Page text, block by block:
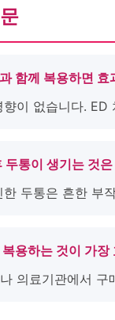
함께 복용하면 효
이 없습니다.
두통이 생기는 것
두통은 흔한 부
용하는 것이 가장
의료기관에서